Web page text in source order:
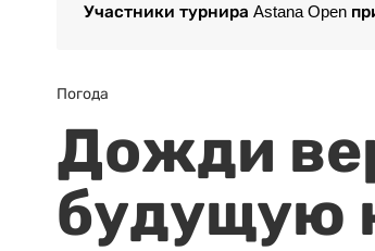
Участники турнира Astana Open
Погода
Дожди
будущую